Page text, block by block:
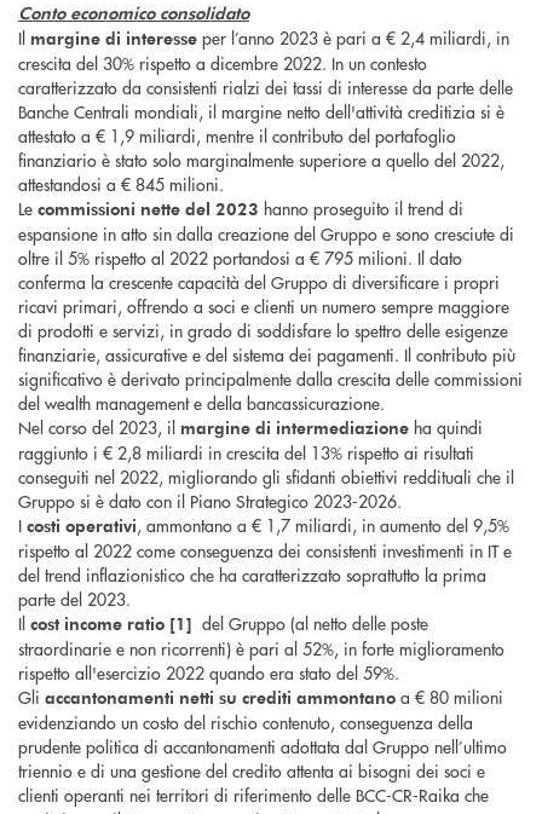
Conto economico consolidato
Il margine di interesse per l’anno 2023 è pari a € 2,4 miliardi, in
crescita del 30% rispetto a dicembre 2022. In un contesto
caratterizzato da consistenti rialzi dei tassi di interesse da parte delle
Banche Centrali mondiali, il margine netto dell'attività creditizia si è
attestato a € 1,9 miliardi, mentre il contributo del portafoglio
finanziario è stato solo marginalmente superiore a quello del 2022,
attestandosi a € 845 milioni.
Le commissioni nette del 2023 hanno proseguito il trend di
espansione in atto sin dalla creazione del Gruppo e sono cresciute di
oltre il 5% rispetto al 2022 portandosi a € 795 milioni. Il dato
conferma la crescente capacità del Gruppo di diversificare i propri
ricavi primari, offrendo a soci e clienti un numero sempre maggiore
di prodotti e servizi, in grado di soddisfare lo spettro delle esigenze
finanziarie, assicurative e del sistema dei pagamenti. Il contributo più
significativo è derivato principalmente dalla crescita delle commissioni
del wealth management e della bancassicurazione.
Nel corso del 2023, il margine di intermediazione ha quindi
raggiunto i € 2,8 miliardi in crescita del 13% rispetto ai risultati
conseguiti nel 2022, migliorando gli sfidanti obiettivi reddituali che il
Gruppo si è dato con il Piano Strategico 2023-2026.
I costi operativi, ammontano a € 1,7 miliardi, in aumento del 9,5%
rispetto al 2022 come conseguenza dei consistenti investimenti in IT e
del trend inflazionistico che ha caratterizzato soprattutto la prima
parte del 2023.
Il cost income ratio [1] del Gruppo (al netto delle poste
straordinarie e non ricorrenti) è pari al 52%, in forte miglioramento
rispetto all'esercizio 2022 quando era stato del 59%.
Gli accantonamenti netti su crediti ammontano a € 80 milioni
evidenziando un costo del rischio contenuto, conseguenza della
prudente politica di accantonamenti adottata dal Gruppo nell’ultimo
triennio e di una gestione del credito attenta ai bisogni dei soci e
clienti operanti nei territori di riferimento delle BCC-CR-Raika che